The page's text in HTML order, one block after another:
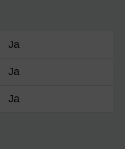
Ja
Ja
Ja